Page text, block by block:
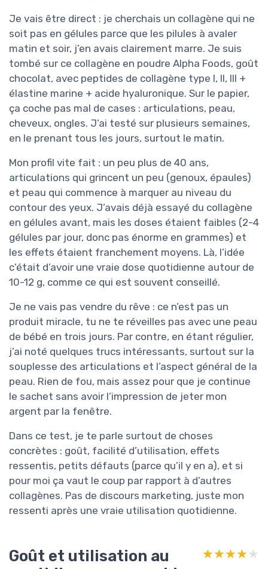
Je vais être direct : je cherchais un collagène qui ne
soit pas en gélules parce que les pilules à avaler
matin et soir, j’en avais clairement marre. Je suis
tombé sur ce collagène en poudre Alpha Foods, goût
chocolat, avec peptides de collagène type I, II, III +
élastine marine + acide hyaluronique. Sur le papier,
ça coche pas mal de cases : articulations, peau,
cheveux, ongles. J’ai testé sur plusieurs semaines,
en le prenant tous les jours, surtout le matin.
Mon profil vite fait : un peu plus de 40 ans,
articulations qui grincent un peu (genoux, épaules)
et peau qui commence à marquer au niveau du
contour des yeux. J’avais déjà essayé du collagène
en gélules avant, mais les doses étaient faibles (2-4
gélules par jour, donc pas énorme en grammes) et
les effets étaient franchement moyens. Là, l’idée
c’était d’avoir une vraie dose quotidienne autour de
10-12 g, comme ce qui est souvent conseillé.
Je ne vais pas vendre du rêve : ce n’est pas un
produit miracle, tu ne te réveilles pas avec une peau
de bébé en trois jours. Par contre, en étant régulier,
j’ai noté quelques trucs intéressants, surtout sur la
souplesse des articulations et l’aspect général de la
peau. Rien de fou, mais assez pour que je continue
le sachet sans avoir l’impression de jeter mon
argent par la fenêtre.
Dans ce test, je te parle surtout de choses
concrètes : goût, facilité d’utilisation, effets
ressentis, petits défauts (parce qu’il y en a), et si
pour moi ça vaut le coup par rapport à d’autres
collagènes. Pas de discours marketing, juste mon
ressenti après une vraie utilisation quotidienne.
Goût et utilisation au
★★★★★
★★★★★